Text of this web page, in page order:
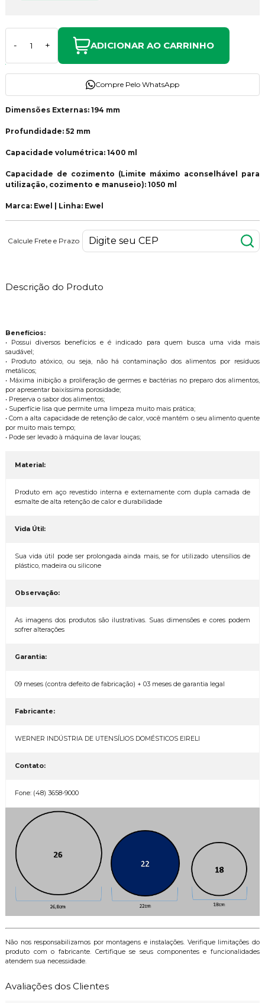
- + ADICIONAR AO CARRINHO
Compre Pelo WhatsApp
Dimensões Externas: 194 mm
Profundidade: 52 mm
Capacidade volumétrica: 1400 ml
Capacidade de cozimento (Limite máximo aconselhável para
utilização, cozimento e manuseio): 1050 ml
Marca: Ewel | Linha: Ewel
Calcule Frete e Prazo
Descrição do Produto
Benefícios:
• Possui diversos benefícios e é indicado para quem busca uma vida mais
saudável;
• Produto atóxico, ou seja, não há contaminação dos alimentos por resíduos
metálicos;
• Máxima inibição a proliferação de germes e bactérias no preparo dos alimentos,
por apresentar baixíssima porosidade;
• Preserva o sabor dos alimentos;
• Superfície lisa que permite uma limpeza muito mais prática;
• Com a alta capacidade de retenção de calor, você mantém o seu alimento quente
por muito mais tempo;
• Pode ser levado à máquina de lavar louças;
Material:
Produto em aço revestido interna e externamente com dupla camada de
esmalte de alta retenção de calor e durabilidade
Vida Útil:
Sua vida útil pode ser prolongada ainda mais, se for utilizado utensílios de
plástico, madeira ou silicone
Observação:
As imagens dos produtos são ilustrativas. Suas dimensões e cores podem
sofrer alterações
Garantia:
09 meses (contra defeito de fabricação) + 03 meses de garantia legal
Fabricante:
WERNER INDÚSTRIA DE UTENSÍLIOS DOMÉSTICOS EIRELI
Contato:
Fone: (48) 3658-9000
Não nos responsabilizamos por montagens e instalações. Verifique limitações do
produto com o fabricante. Certifique se seus componentes e funcionalidades
atendem sua necessidade.
Avaliações dos Clientes